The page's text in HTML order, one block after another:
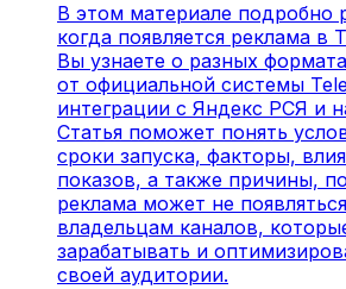
В этом материале подробно
когда появляется реклама в
Вы узнаете о разных
от официальной системы
интеграции с Яндекс РСЯ и
Статья поможет понять
сроки запуска, факторы,
показов, а также причины,
реклама может не
владельцам каналов,
зарабатывать и
своей аудитории.